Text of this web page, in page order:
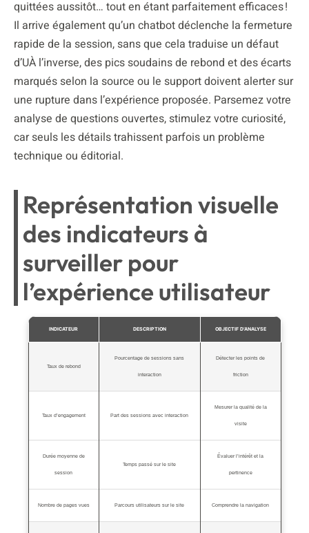
quittées aussitôt… tout en étant parfaitement efficaces !
Il arrive également qu’un chatbot déclenche la fermeture
rapide de la session, sans que cela traduise un défaut
d’UÀ l’inverse, des pics soudains de rebond et des écarts
marqués selon la source ou le support doivent alerter sur
une rupture dans l’expérience proposée. Parsemez votre
analyse de questions ouvertes, stimulez votre curiosité,
car seuls les détails trahissent parfois un problème
technique ou éditorial.
Représentation visuelle
des indicateurs à
surveiller pour
l’expérience utilisateur
INDICATEUR DESCRIPTION OBJECTIF D’ANALYSE
Taux de rebond
Pourcentage de sessions sans
interaction
Détecter les points de
friction
Taux d’engagement Part des sessions avec interaction
Mesurer la qualité de la
visite
Durée moyenne de
session
Temps passé sur le site
Évaluer l’intérêt et la
pertinence
Nombre de pages vues Parcours utilisateurs sur le site Comprendre la navigation